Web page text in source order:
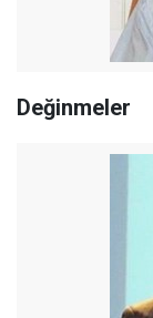
Değinmeler